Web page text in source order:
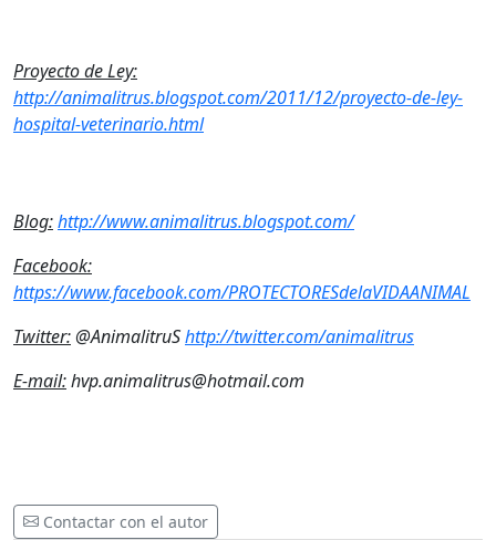
Proyecto de Ley:
http://animalitrus.blogspot.com/2011/12/proyecto-de-ley-
hospital-veterinario.html
Blog:http://www.animalitrus.blogspot.com/
Facebook:
https://www.facebook.com/PROTECTORESdelaVIDAANIMAL
Twitter:@AnimalitruShttp://twitter.com/animalitrus
E-mail:hvp.animalitrus@hotmail.com
Contactar con el autor